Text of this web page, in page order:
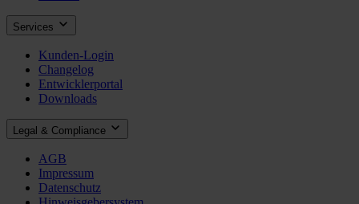
Services
Kunden-Login
Changelog
Entwicklerportal
Downloads
Legal & Compliance
AGB
Impressum
Datenschutz